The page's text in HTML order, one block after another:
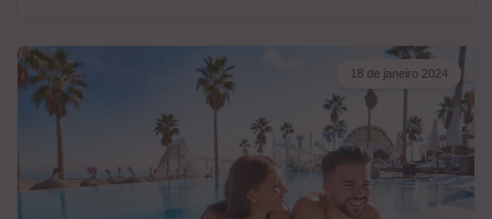
18 de janeiro 2024